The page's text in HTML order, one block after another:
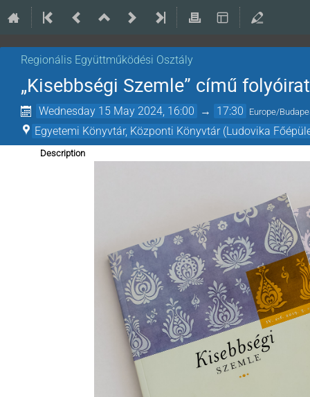
Regionális Együttműködési Osztály
„Kisebbségi Szemle” című
Wednesday 15 May 2024, 16:00 → 17:30 Europe/
Egyetemi Könyvtár, Központi Könyvtár (Ludovika
Description